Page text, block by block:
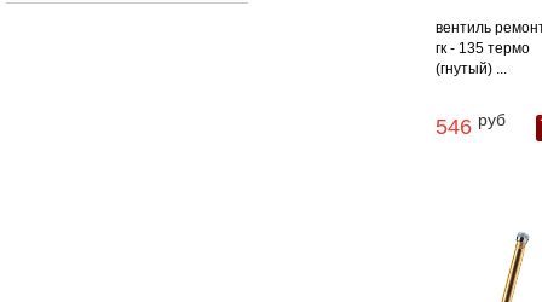
вентиль
гк - 135 термо
(гнутый) ...
546 руб